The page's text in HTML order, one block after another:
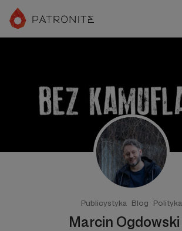
Publicystyka Blog Polityka
Marcin Ogdowski